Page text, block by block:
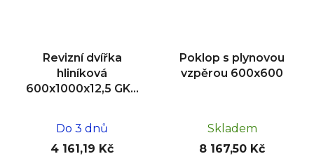
Revizní dvířka
hliníková
600x1000x12,5 GKB
Do 3 dnů
4 161,19 Kč
Poklop s plynovou
vzpěrou 600x600
Skladem
8 167,50 Kč